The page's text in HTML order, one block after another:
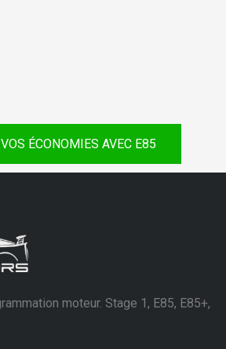
ÉCONOMIES AVEC E85
moteur. Stage 1, E85, E85+,